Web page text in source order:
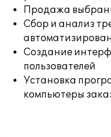
Продажа
Сбор и анализ
Создание
пользователей
Установка
компьютеры